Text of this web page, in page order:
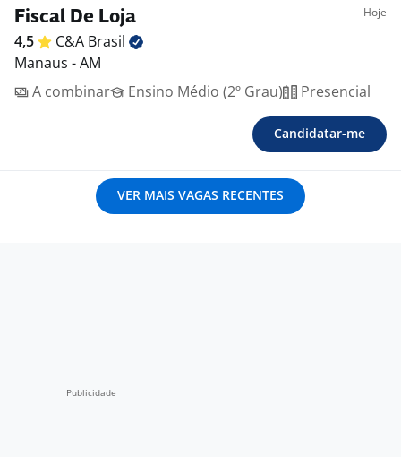
Fiscal De Loja Hoje
4,5 C&A Brasil
Manaus - AM
A combinar
Ensino Médio (2º Grau) Presencial
Candidatar-me
VER MAIS VAGAS RECENTES